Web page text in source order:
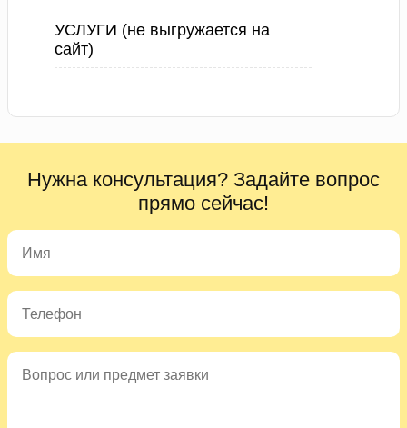
УСЛУГИ (не выгружается на
сайт)
Нужна консультация? Задайте вопрос
прямо сейчас!